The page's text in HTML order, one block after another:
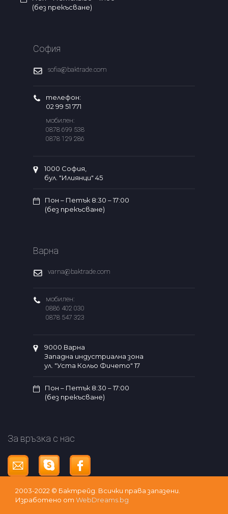
(без прекъсване)
София
sofia@baktrade.com
телефон:
02 99 51 771
мобилен:
0878 699 538
0878 129 286
1000 София,
бул. "Илиянци" 45
Пон – Петък 8:30 – 17:00
(без прекъсване)
Варна
varna@baktrade.com
мобилен:
0886 402 030
0878 547 323
9000 Варна
Западна индустриална зона
ул. "Уста Кольо Фичето" 17
Пон – Петък 8:30 – 17:00
(без прекъсване)
За връзка с нас
2003-2022 © Бактрейд. Bсички права запазени.
Изработено от WebDreams.bg